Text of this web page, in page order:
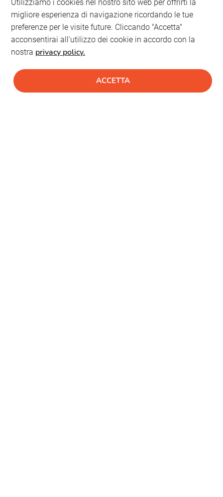
Utilizziamo i cookies nel nostro sito web per offrirti la
migliore esperienza di navigazione ricordando le tue
preferenze per le visite future. Cliccando "Accetta"
acconsentirai all'utilizzo dei cookie in accordo con la
nostra privacy policy.
ACCETTA